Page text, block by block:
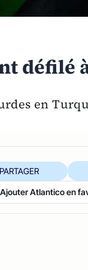
défilé
en
PARTAGER
Ajouter Atlantico en